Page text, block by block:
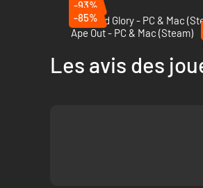
Détruisez n’importe quel
Affrontez la Brainwash
Explorez le monde et libérez
-93%
Guts and Glory - PC & Mac
-85%
Ape Out - PC & Mac (Steam)
Les avis des